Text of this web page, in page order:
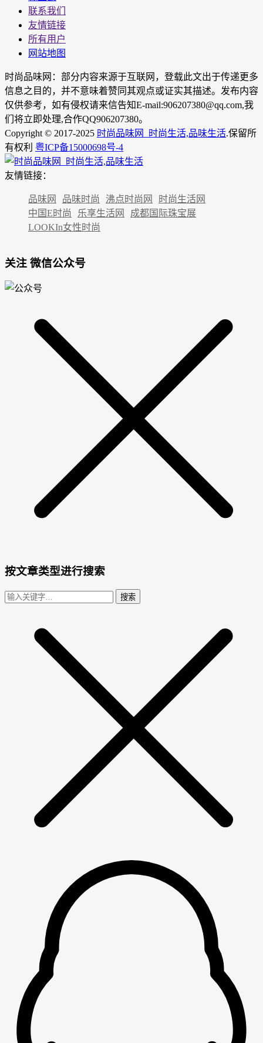
联系我们
友情链接
所有用户
网站地图
时尚品味网：部分内容来源于互联网，登载此文出于传递更多
信息之目的，并不意味着赞同其观点或证实其描述。发布内容
仅供参考，如有侵权请来信告知E-mail:906207380@qq.com,我
们将立即处理,合作QQ906207380。
Copyright © 2017-2025 时尚品味网_时尚生活,品味生活.保留所
有权利 粤ICP备15000698号-4
友情链接：
品味网 品味时尚 沸点时尚网
时尚生活网
中国E时尚
乐享生活网
成都国际珠宝展
LOOKIn女性时尚
关注 微信公众号
按文章类型进行搜索